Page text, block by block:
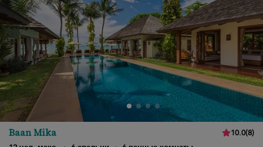
Baan Mika 10.0(8)